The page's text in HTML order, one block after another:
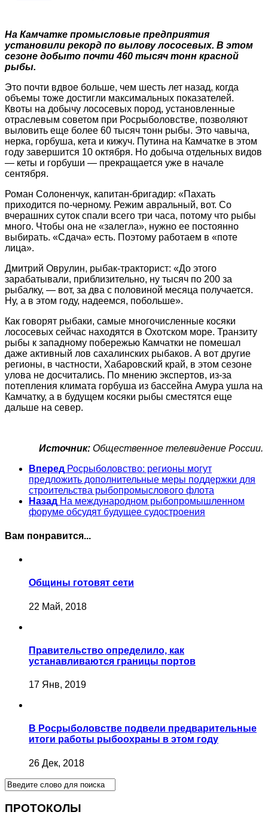
На Камчатке промысловые предприятия
установили рекорд по вылову лососевых. В этом
сезоне добыто почти 460 тысяч тонн красной
рыбы.
Это почти вдвое больше, чем шесть лет назад, когда
объемы тоже достигли максимальных показателей.
Квоты на добычу лососевых пород, установленные
отраслевым советом при Росрыболовстве, позволяют
выловить еще более 60 тысяч тонн рыбы. Это чавыча,
нерка, горбуша, кета и кижуч. Путина на Камчатке в этом
году завершится 10 октября. Но добыча отдельных видов
— кеты и горбуши — прекращается уже в начале
сентября.
Роман Солоненчук, капитан-бригадир: «Пахать
приходится по-черному. Режим авральный, вот. Со
вчерашних суток спали всего три часа, потому что рыбы
много. Чтобы она не «залегла», нужно ее постоянно
выбирать. «Сдача» есть. Поэтому работаем в «поте
лица».
Дмитрий Оврулин, рыбак-тракторист: «До этого
зарабатывали, приблизительно, ну тысяч по 200 за
рыбалку, — вот, за два с половиной месяца получается.
Ну, а в этом году, надеемся, побольше».
Как говорят рыбаки, самые многочисленные косяки
лососевых сейчас находятся в Охотском море. Транзиту
рыбы к западному побережью Камчатки не помешал
даже активный лов сахалинских рыбаков. А вот другие
регионы, в частности, Хабаровский край, в этом сезоне
улова не досчитались. По мнению экспертов, из-за
потепления климата горбуша из бассейна Амура ушла на
Камчатку, а в будущем косяки рыбы сместятся еще
дальше на север.
Источник: Общественное телевидение России.
Вперед Росрыболовство: регионы могут
предложить дополнительные меры поддержки для
строительства рыбопромыслового флота
Назад На международном рыбопромышленном
форуме обсудят будущее судостроения
Вам понравится...
Общины готовят сети
22 Май, 2018
Правительство определило, как
устанавливаются границы портов
17 Янв, 2019
В Росрыболовстве подвели предварительные
итоги работы рыбоохраны в этом году
26 Дек, 2018
ПРОТОКОЛЫ